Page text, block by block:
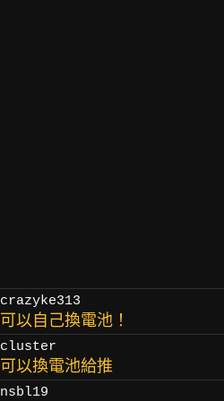
crazyke313
可以自己換電池！
cluster
可以換電池給推
nsbl19